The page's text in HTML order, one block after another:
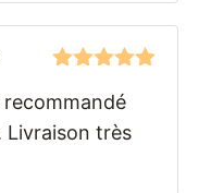
recommandé
Livraison très